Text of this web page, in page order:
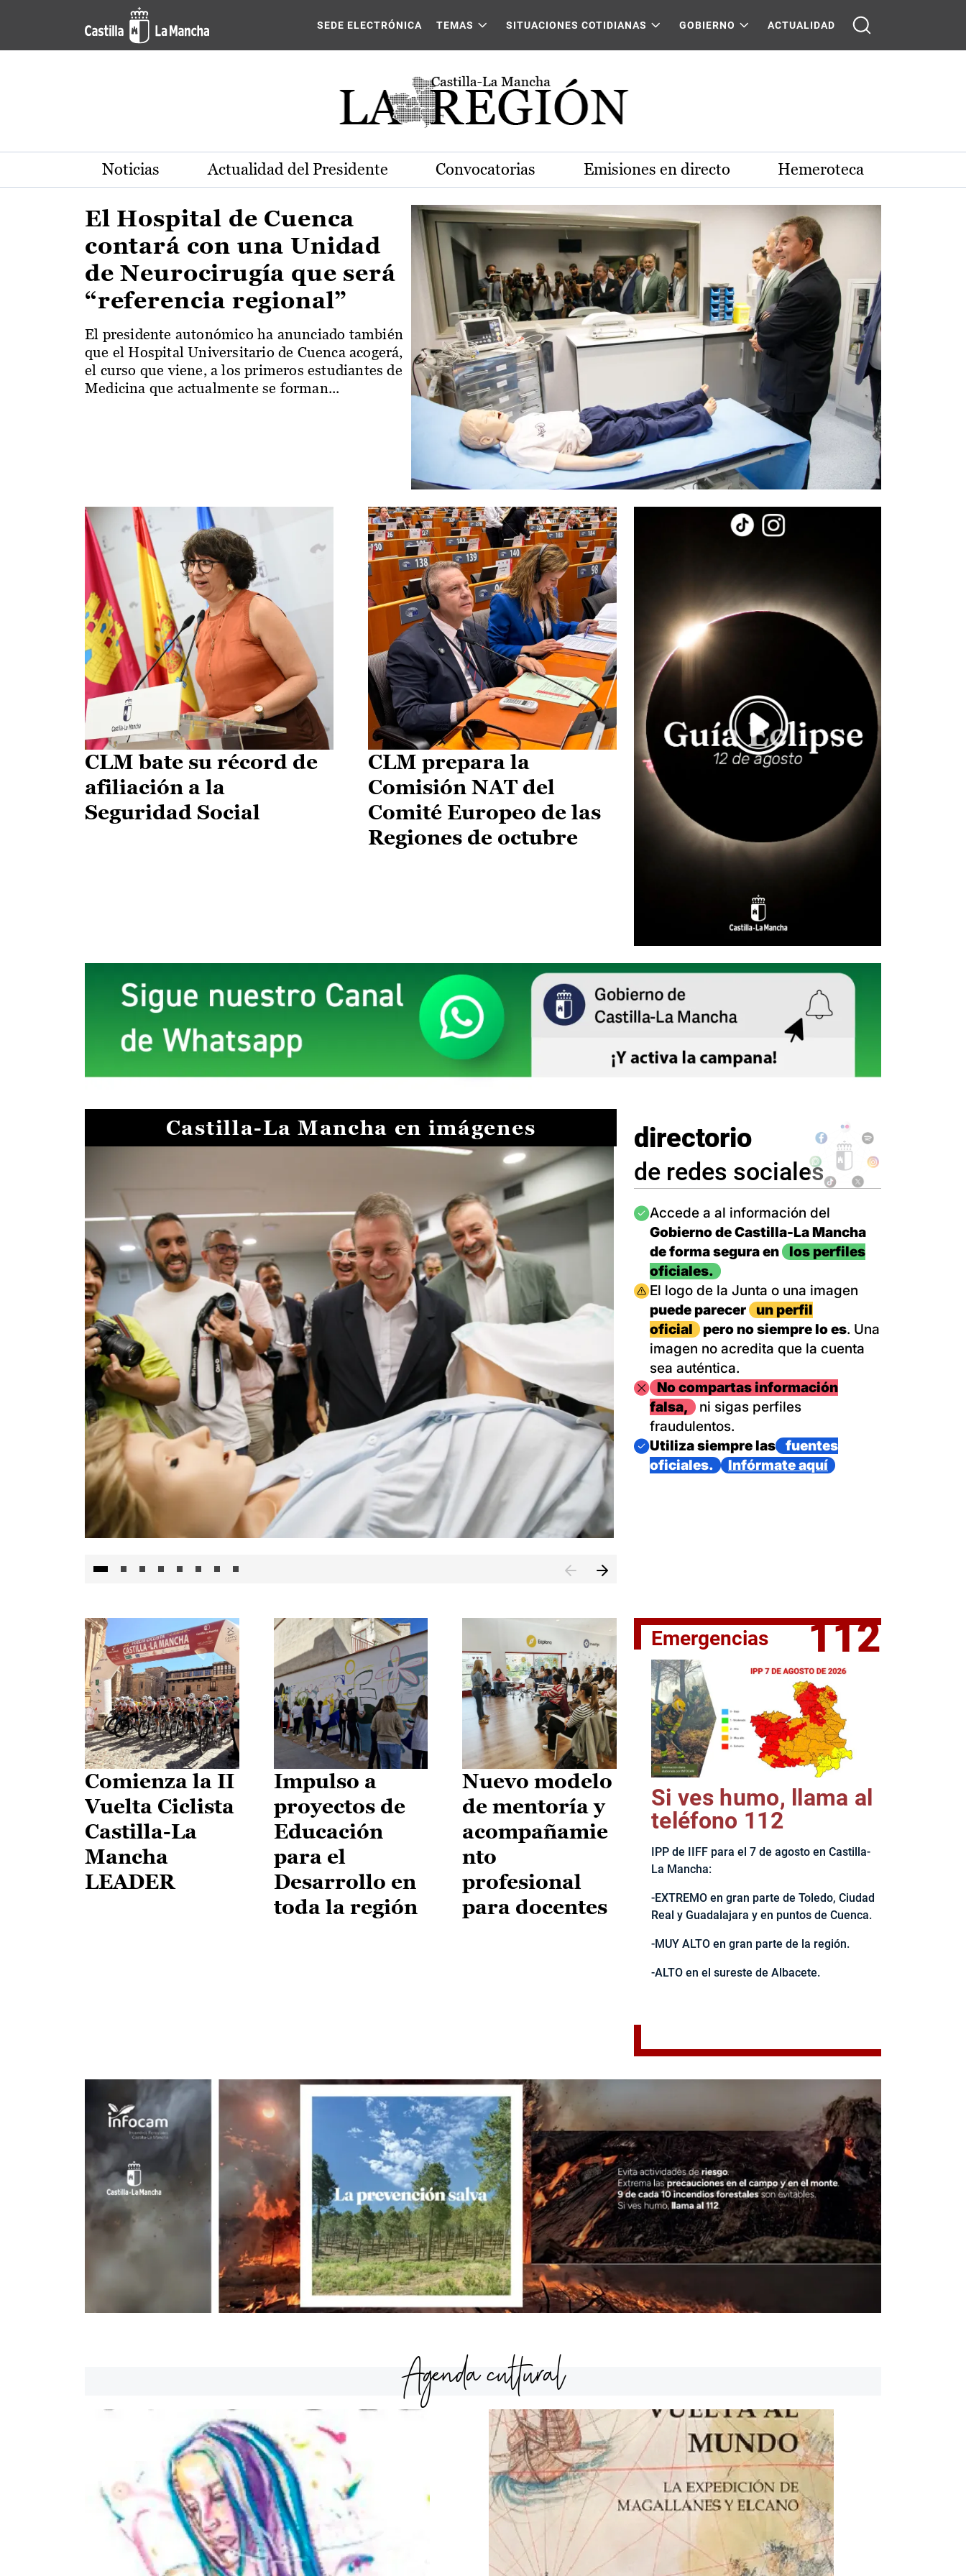
Pasar al contenido principal
Actualidad de la región de Castilla-La Mancha
SEDE ELECTRÓNICA TEMAS SITUACIONES COTIDIANAS GOBIERNO ACTUALIDAD
Noticias Actualidad del Presidente Convocatorias Emisiones en directo Hemeroteca
El Hospital de Cuenca
contará con una Unidad
de Neurocirugía que será
“referencia regional”
El presidente autonómico ha anunciado también
que el Hospital Universitario de Cuenca acogerá,
el curso que viene, a los primeros estudiantes de
Medicina que actualmente se forman...
CLM bate su récord de
afiliación a la
Seguridad Social
CLM prepara la
Comisión NAT del
Comité Europeo de las
Regiones de octubre
Castilla-La Mancha en imágenes
El jefe del Ejecutivo castellanomanchego, Emiliano García-
directorio
de redes sociales
Imagen
Accede a al información del
Gobierno de Castilla-La Mancha
de forma segura en
los perfiles
oficiales.
Imagen
El logo de la Junta o una imagen
puede parecer
un perfil
oficial
pero no siempre lo es. Una
imagen no acredita que la cuenta
sea auténtica.
ImagenNo compartas información
falsa,
ni sigas perfiles
fraudulentos.
Imagen
Utiliza siempre las
fuentes
oficiales.
Infórmate aquí
Comienza la II
Vuelta Ciclista
Castilla-La
Mancha
LEADER
Impulso a
proyectos de
Educación
para el
Desarrollo en
toda la región
Nuevo modelo
de mentoría y
acompañamie
nto
profesional
para docentes
Emergencias 112
Si ves humo, llama al
teléfono 112
IPP de IIFF para el 7 de agosto en Castilla-
La Mancha:
-EXTREMO en gran parte de Toledo, Ciudad
Real y Guadalajara y en puntos de Cuenca.
-MUY ALTO en gran parte de la región.
-ALTO en el sureste de Albacete.
Agenda cultural